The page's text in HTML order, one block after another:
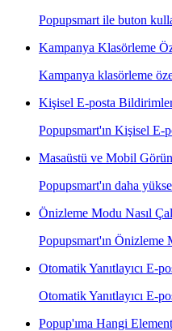
Popupsmart ile buton
Kampanya Klasörleme
Kampanya klasörleme
Kişisel E-posta
Popupsmart'ın Kişisel E-
Masaüstü ve Mobil
Popupsmart'ın daha
Önizleme Modu Nasıl
Popupsmart'ın Önizleme
Otomatik Yanıtlayıcı E-
Otomatik Yanıtlayıcı E-
Popup'ıma Hangi